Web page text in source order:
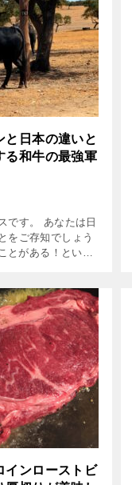
と日本の違いと
る和牛の最強軍
です。 あなたは日
をご存知でしょう
がある！という
インローストビ